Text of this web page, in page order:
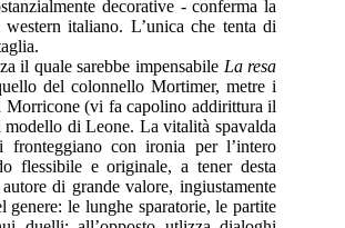
decorative - conferma la
italiano. L’unica che tenta di
il quale sarebbe impensabile La resa
del colonnello Mortimer, metre i
(vi fa capolino addirittura il
di Leone. La vitalità spavalda
fronteggiano con ironia per l’intero
flessibile e originale, a tener desta
di grande valore, ingiustamente
genere: le lunghe sparatorie, le partite